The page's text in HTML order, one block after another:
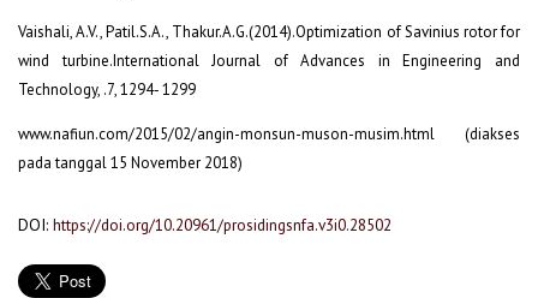
Vaishali, A.V., Patil.S.A., Thakur.A.G.(2014).Optimization of Savinius rotor for
wind turbine.International Journal of Advances in Engineering and
Technology, .7, 1294- 1299
www.nafiun.com/2015/02/angin-monsun-muson-musim.html (diakses
pada tanggal 15 November 2018)
DOI: https://doi.org/10.20961/prosidingsnfa.v3i0.28502